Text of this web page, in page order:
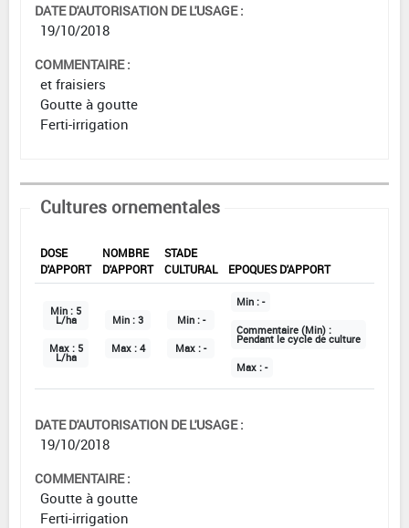
DATE D'AUTORISATION DE L'USAGE :
19/10/2018
COMMENTAIRE :
et fraisiers
Goutte à goutte
Ferti-irrigation
Cultures ornementales
DOSE
D'APPORT
NOMBRE
D'APPORT
STADE
CULTURAL
EPOQUES D'APPORT
Min : 5
L/ha
Max : 5
L/ha
Min : 3
Max : 4
Min : -
Max : -
Min : -
Commentaire (Min) :
Pendant le cycle de culture
Max : -
DATE D'AUTORISATION DE L'USAGE :
19/10/2018
COMMENTAIRE :
Goutte à goutte
Ferti-irrigation